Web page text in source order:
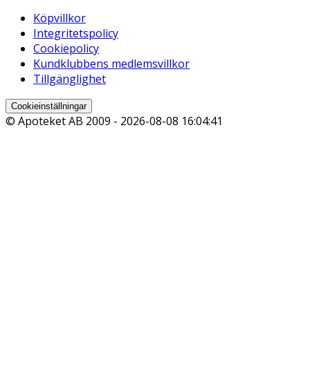
Köpvillkor
Integritetspolicy
Cookiepolicy
Kundklubbens medlemsvillkor
Tillgänglighet
Cookieinställningar
© Apoteket AB 2009 - 2026-08-08 16:04:41